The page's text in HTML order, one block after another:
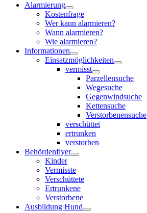
Alarmierung
Kostenfrage
Wer kann alarmieren?
Wann alarmieren?
Wie alarmieren?
Informationen
Einsatzmöglichkeiten
vermisst
Parzellensuche
Wegesuche
Gegenwindsuche
Kettensuche
Verstorbenensuche
verschüttet
ertrunken
verstorben
Behördenflyer
Kinder
Vermisste
Verschüttete
Ertrunkene
Verstorbene
Ausbildung Hund